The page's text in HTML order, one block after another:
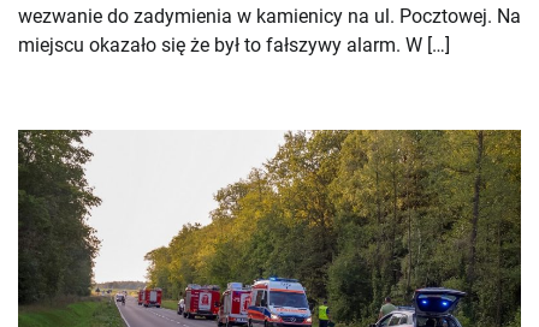
wezwanie do zadymienia w kamienicy na ul. Pocztowej. Na
miejscu okazało się że był to fałszywy alarm. W […]